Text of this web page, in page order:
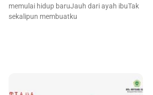
memulai hidup baruJauh dari ayah ibuTak
sekalipun membuatku